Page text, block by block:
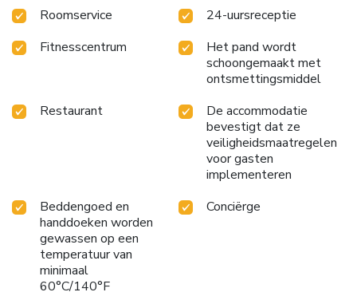
Roomservice
24-uursreceptie
Fitnesscentrum
Het pand wordt
schoongemaakt met
ontsmettingsmiddel
Restaurant
De accommodatie
bevestigt dat ze
veiligheidsmaatregelen
voor gasten
implementeren
Beddengoed en
handdoeken worden
gewassen op een
temperatuur van
minimaal
60°C/140°F
Conciërge